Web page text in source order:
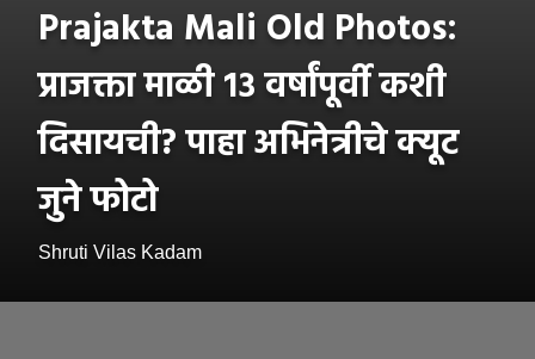
Prajakta Mali Old Photos:
प्राजक्ता माळी १३ वर्षांपूर्वी कशी
दिसायची? पाहा अभिनेत्रीचे क्यूट
जुने फोटो
Shruti Vilas Kadam